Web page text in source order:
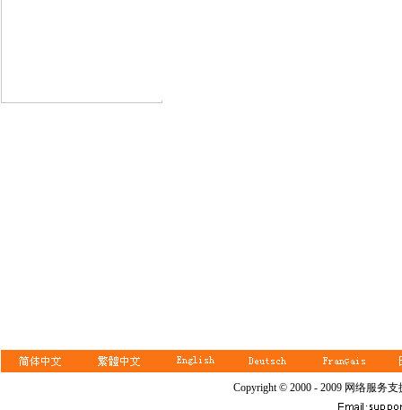
Copyright © 2000 - 2009 网络服务